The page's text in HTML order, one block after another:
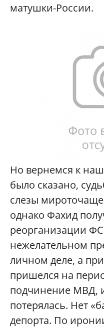
матушки-России.
Но вернемся к
было сказано,
слезы
однако Фахид
реорганизации
нежелательном
личном деле, а
пришелся на
подчинение МВД,
потерялась. Нет
депорта. По